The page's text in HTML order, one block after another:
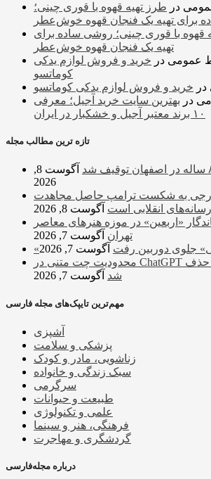
در طرز تهیه قهوه با قوری چینی؛
برای تهیه یک فنجان قهوه خوش‌عطر
قهوه با قوری چینی؛ روشی ساده برای
تهیه یک فنجان قهوه خوش‌عطر
عمومی در خرید و فروش لوازم یدکی
کوماتسو
در خرید و فروش لوازم یدکی کوماتسو
در بهترین سایت خرید آجیل؛ معرفی
۱۰ برند معتبر آجیل و خشکبار در ایران
تازه ترین مطالب مجله
آگوست 8,
2026
به شکست ترامپ حاصل مجاهدت
رسانه‌های انقلابی است آگوست 8, 2026
«اربعین» در موزه هنرهای معاصر
تهران آگوست 7, 2026
جلوی دوربین رفت آگوست 7, 2026
محدودیت چت متنی در ChatGPT برای کاربران رایگان حذف
شد آگوست 7, 2026
مهم‌ترین تایپک‌های مجله فارسی
آشپزی
پزشکی و سلامت
زناشویی، مادر و کودک
سبک زندگی و خانواده
سرگرمی
طبیعت و حیوانات
علمی و تکنولوژی
فرهنگی، هنر و سینما
گردشگری و مهاجرت
درباره مجله‌فارسی